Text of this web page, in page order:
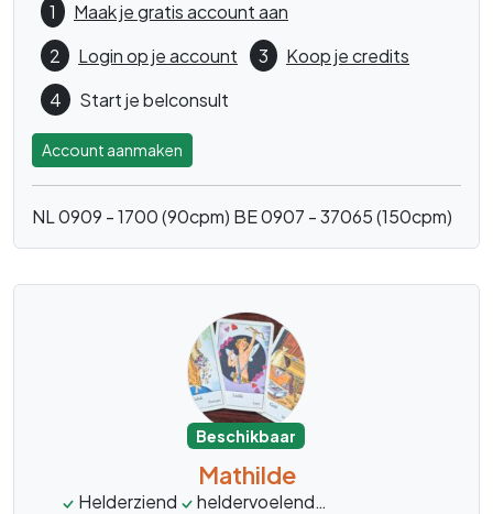
1
Maak je gratis account aan
2
Login op je account 3
Koop je credits
4
Start je belconsult
Account aanmaken
NL 0909 - 1700 (90cpm) BE 0907 - 37065 (150cpm)
Beschikbaar
Mathilde
Helderziend heldervoelend